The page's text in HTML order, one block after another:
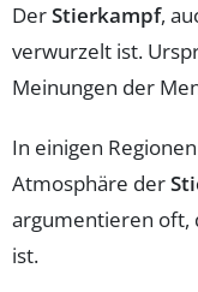
DerStierkampf,
verwurzelt ist.
Meinungen der
In einigen
Atmosphäre der
argumentieren oft,
ist.